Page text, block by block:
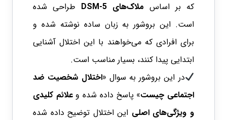
که بر اساس ملاک‌های DSM-5
طراحی شده
است. این بروشور به زبان ساده نوشته شده و
برای افرادی که می‌خواهند با این اختلال آشنایی
ابتدایی پیدا کنند، بسیار مناسب است.
در این بروشور به سوال «اختلال شخصیت ضد
اجتماعی چیست» پاسخ داده شده وعلائم کلیدی
و ویژگی‌های اصلی این اختلال توضیح داده شده